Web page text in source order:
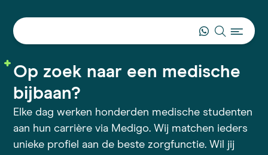
Op zoek naar een medische
bijbaan?
Elke dag werken honderden medische studenten
aan hun carrière via Medigo. Wij matchen ieders
unieke profiel aan de beste zorgfunctie. Wil jij